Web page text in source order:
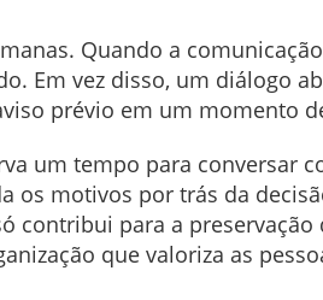
Quando a
Em vez disso, um diálogo
prévio em um momento
um tempo para conversar
motivos por trás da
contribui para a
que valoriza as